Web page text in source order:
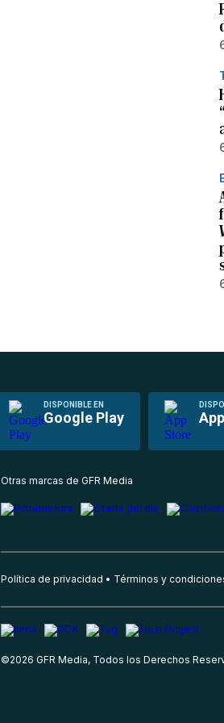
DISPONIBLE EN
Google Play
Otras marcas de GFR Media
Política de privacidad Términos y
©2026 GFR Media, Todos los Derechos